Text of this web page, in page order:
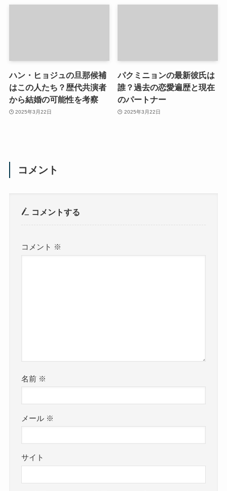
ハン・ヒョジュの旦那候補
はこの人たち？歴代共演者
から結婚の可能性を考察
2025年3月22日
パクミニョンの最新彼氏は
誰？過去の恋愛遍歴と現在
のパートナー
2025年3月22日
コメント
コメントする
コメント ※
名前 ※
メール ※
サイト